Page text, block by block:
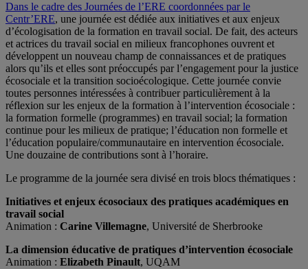
Dans le cadre des Journées de l’ERE coordonnées par le
Centr’ERE, une journée est dédiée aux initiatives et aux enjeux
d’écologisation de la formation en travail social. De fait, des acteurs
et actrices du travail social en milieux francophones ouvrent et
développent un nouveau champ de connaissances et de pratiques
alors qu’ils et elles sont préoccupés par l’engagement pour la justice
écosociale et la transition socioécologique. Cette journée convie
toutes personnes intéressées à contribuer particulièrement à la
réflexion sur les enjeux de la formation à l’intervention écosociale :
la formation formelle (programmes) en travail social; la formation
continue pour les milieux de pratique; l’éducation non formelle et
l’éducation populaire/communautaire en intervention écosociale.
Une douzaine de contributions sont à l’horaire.
Le programme de la journée sera divisé en trois blocs thématiques :
Initiatives et enjeux écosociaux des pratiques académiques en
travail social
Animation : Carine Villemagne, Université de Sherbrooke
La dimension éducative de pratiques d’intervention écosociale
Animation : Elizabeth Pinault, UQAM